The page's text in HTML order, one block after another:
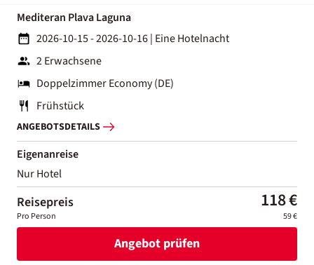
Mediteran Plava Laguna
2026-10-15 - 2026-10-16| Eine Hotelnacht
2 Erwachsene
Doppelzimmer Economy (DE)
Frühstück
ANGEBOTSDETAILS
Eigenanreise
Nur Hotel
Reisepreis 118 €
Pro Person 59 €
Angebot prüfen